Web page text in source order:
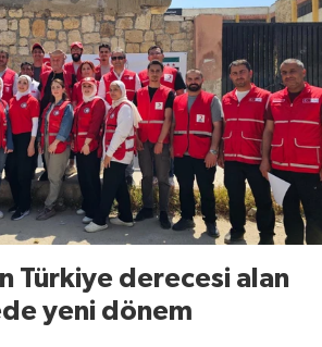
Türkiye derecesi alan
yeni dönem